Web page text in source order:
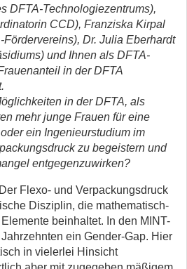
DFTA-Technologiezentrums),
CCD), Franziska Kirpal
Dr. Julia Eberhardt
und Ihnen als DFTA-
in der DFTA
in der DFTA, als
mehr junge Frauen für eine
ein Ingenieurstudium im
zu begeistern und
entgegenzuwirken?
Der Flexo- und Verpackungsdruck
Disziplin, die mathematisch-
beinhaltet. In den MINT-
ein Gender-Gap. Hier
in vielerlei Hinsicht